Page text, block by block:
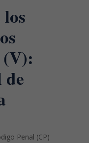
Penal (CP)